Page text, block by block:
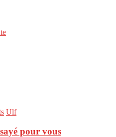
Ulf
pour vous